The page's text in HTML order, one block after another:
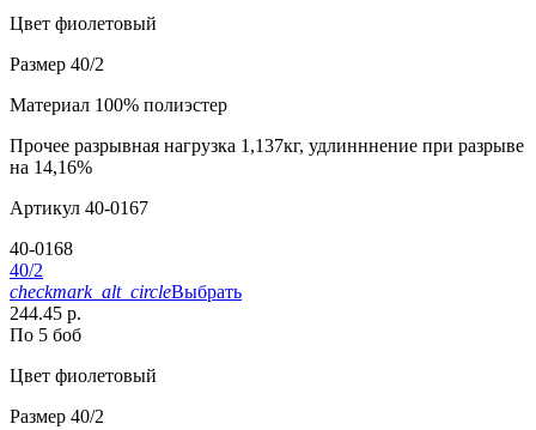
Цвет фиолетовый
Размер 40/2
Материал 100% полиэстер
Прочее разрывная нагрузка 1,137кг, удлинннение при разрыве
на 14,16%
Артикул 40-0167
40-0168
40/2
checkmark_alt_circleВыбрать
244.45 р.
По 5 боб
Цвет фиолетовый
Размер 40/2